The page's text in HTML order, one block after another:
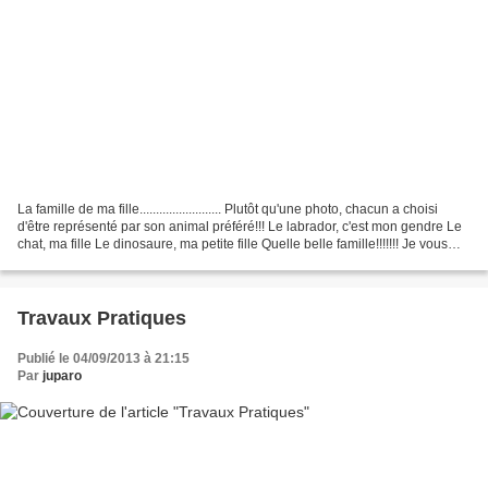
La famille de ma fille......................... Plutôt qu'une photo, chacun a choisi
d'être représenté par son animal préféré!!! Le labrador, c'est mon gendre Le
chat, ma fille Le dinosaure, ma petite fille Quelle belle famille!!!!!!! Je vous
Travaux Pratiques
Publié le 04/09/2013 à 21:15
Par juparo